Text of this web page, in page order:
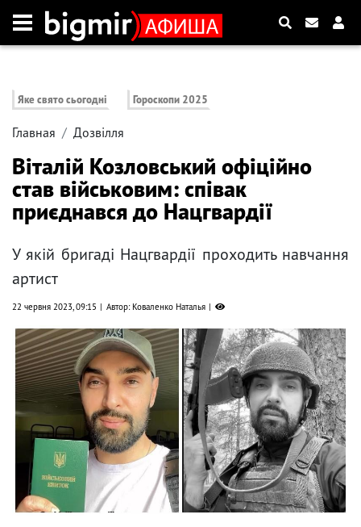
Яке свято сьогодні Гороскопи 2025
Главная Дозвілля
Віталій Козловський офіційно
став військовим: співак
приєднався до Нацгвардії
У якій бригаді Нацгвардії проходить навчання
артист
22 червня 2023, 09:15 Автор: Коваленко Наталья